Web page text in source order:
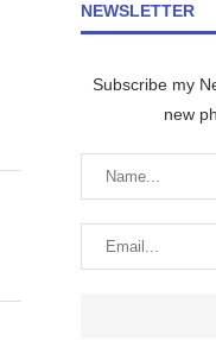
NEWSLETTER
Subscribe my
new